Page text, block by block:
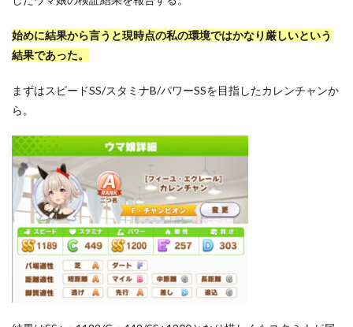
始めに結果から言うと現時点の私の環境ではかなり厳しいという
結果であった。
まずはスピードSS/スタミナB/パワーSSを目指したカレンチャンか
ら。